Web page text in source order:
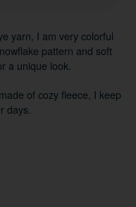
yarn, I am very colorful
pattern and soft
a unique look.
of cozy fleece, I keep
days.